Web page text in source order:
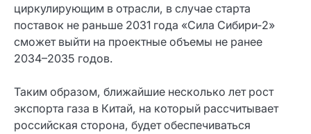
циркулирующим в отрасли, в случае старта
поставок не раньше 2031 года «Сила Сибири‑2»
сможет выйти на проектные объемы не ранее
2034–2035 годов.
Таким образом, ближайшие несколько лет рост
экспорта газа в Китай, на который рассчитывает
российская сторона, будет обеспечиваться